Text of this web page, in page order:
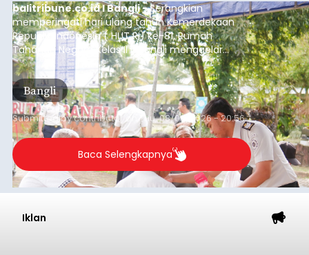
balitribune.co.id I Bangli -Serangkian
memperingati hari ulang tahun Kemerdekaan
Republik Indonesia ( HUT RI) ke-81, Rumah
Tahanan Negara Kelas II B Bangli menggelar
kegiatan pemeriksaan kesehatan gratis, Rabu
(6/8/2026).
Bangli
Submitted bycontributor Thu, 08/06/2026 - 20:56
Baca Selengkapnya
Iklan